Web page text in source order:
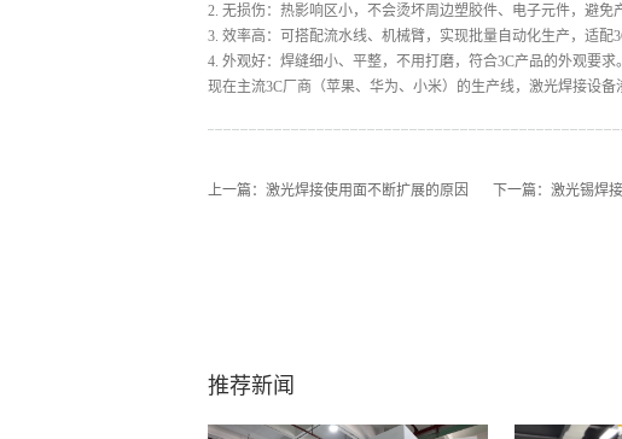
2. 无损伤：热影响区小，不会烫坏周边塑胶件、电子元件，避免
3. 效率高：可搭配流水线、机械臂，实现批量自动化生产，适配
4. 外观好：焊缝细小、平整，不用打磨，符合3C产品的外观要求。
现在主流3C厂商（苹果、华为、小米）的生产线，激光焊接设备
上一篇： 激光焊接使用面不断扩展的原因 下一篇： 激光锡焊
推荐新闻